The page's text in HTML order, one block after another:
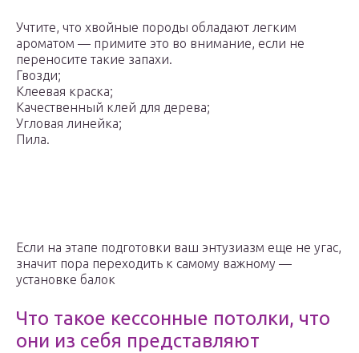
Учтите, что хвойные породы обладают легким
ароматом — примите это во внимание, если не
переносите такие запахи.
Гвозди;
Клеевая краска;
Качественный клей для дерева;
Угловая линейка;
Пила.
Если на этапе подготовки ваш энтузиазм еще не угас,
значит пора переходить к самому важному —
установке балок
Что такое кессонные потолки, что
они из себя представляют